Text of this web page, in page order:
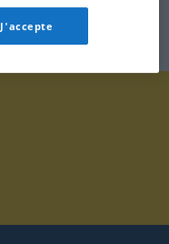
J'accepte